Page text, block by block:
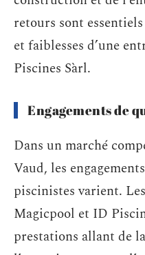
retours sont
et faiblesses d’une
Piscines Sàrl.
Engagements de
Dans un marché
Vaud, les
piscinistes varient.
Magicpool et ID
prestations allant de